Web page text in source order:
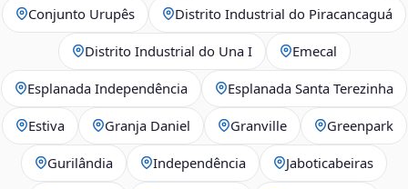
Conjunto Urupês Distrito Industrial do Piracancaguá
Distrito Industrial do Una I Emecal
Esplanada Independência Esplanada Santa Terezinha
Estiva Granja Daniel Granville Greenpark
Gurilândia Independência Jaboticabeiras